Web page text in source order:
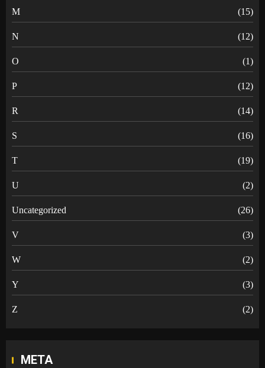
M (15)
N (12)
O (1)
P (12)
R (14)
S (16)
T (19)
U (2)
Uncategorized (26)
V (3)
W (2)
Y (3)
Z (2)
META